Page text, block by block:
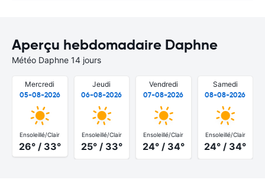
Aperçu hebdomadaire Daphne
Météo Daphne 14 jours
Mercredi
05-08-2026
Ensoleillé/Clair
26° / 33°
Jeudi
06-08-2026
Ensoleillé/Clair
25° / 33°
Vendredi
07-08-2026
Ensoleillé/Clair
24° / 34°
Samedi
08-08-2026
Ensoleillé/Clair
24° / 34°